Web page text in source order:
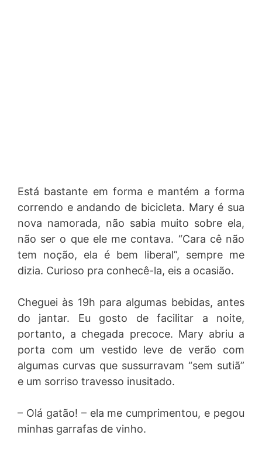
Está bastante em forma e mantém a forma
correndo e andando de bicicleta. Mary é sua
nova namorada, não sabia muito sobre ela,
não ser o que ele me contava. “Cara cê não
tem noção, ela é bem liberal”, sempre me
dizia. Curioso pra conhecê-la, eis a ocasião.
Cheguei às 19h para algumas bebidas, antes
do jantar. Eu gosto de facilitar a noite,
portanto, a chegada precoce. Mary abriu a
porta com um vestido leve de verão com
algumas curvas que sussurravam “sem sutiã”
e um sorriso travesso inusitado.
– Olá gatão! – ela me cumprimentou, e pegou
minhas garrafas de vinho.